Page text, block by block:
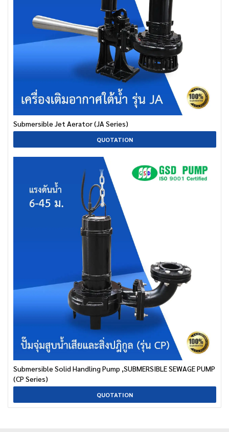
Submersible Jet Aerator (JA Series)
QUOTATION
Submersible Solid Handling Pump ,SUBMERSIBLE SEWAGE PUMP
(CP Series)
QUOTATION